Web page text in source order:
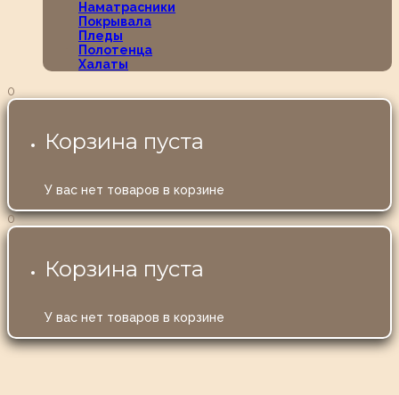
Наматрасники
Покрывала
Пледы
Полотенца
Халаты
0
Корзина пуста
У вас нет товаров в корзине
0
Корзина пуста
У вас нет товаров в корзине